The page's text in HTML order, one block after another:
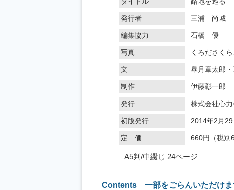
発行者 三浦 尚城
編集協力 石橋 優
写真 くろださくら
文 皐月章太郎
制作 伊藤彰一郎
発行 株式会社心力
初版発行 2014年2月29
定 価 660円（税別
A5判/中綴じ 24ページ
Contents 一部をごらんいただけま